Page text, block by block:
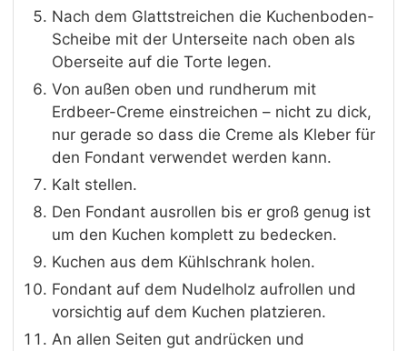
Nach dem Glattstreichen die Kuchenboden-
Scheibe mit der Unterseite nach oben als
Oberseite auf die Torte legen.
Von außen oben und rundherum mit
Erdbeer-Creme einstreichen – nicht zu dick,
nur gerade so dass die Creme als Kleber für
den Fondant verwendet werden kann.
Kalt stellen.
Den Fondant ausrollen bis er groß genug ist
um den Kuchen komplett zu bedecken.
Kuchen aus dem Kühlschrank holen.
Fondant auf dem Nudelholz aufrollen und
vorsichtig auf dem Kuchen platzieren.
An allen Seiten gut andrücken und